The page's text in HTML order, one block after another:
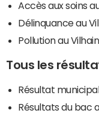
Accès aux soins
Délinquance au
Pollution au Vilhain
Tous les
Résultat
Résultats du bac